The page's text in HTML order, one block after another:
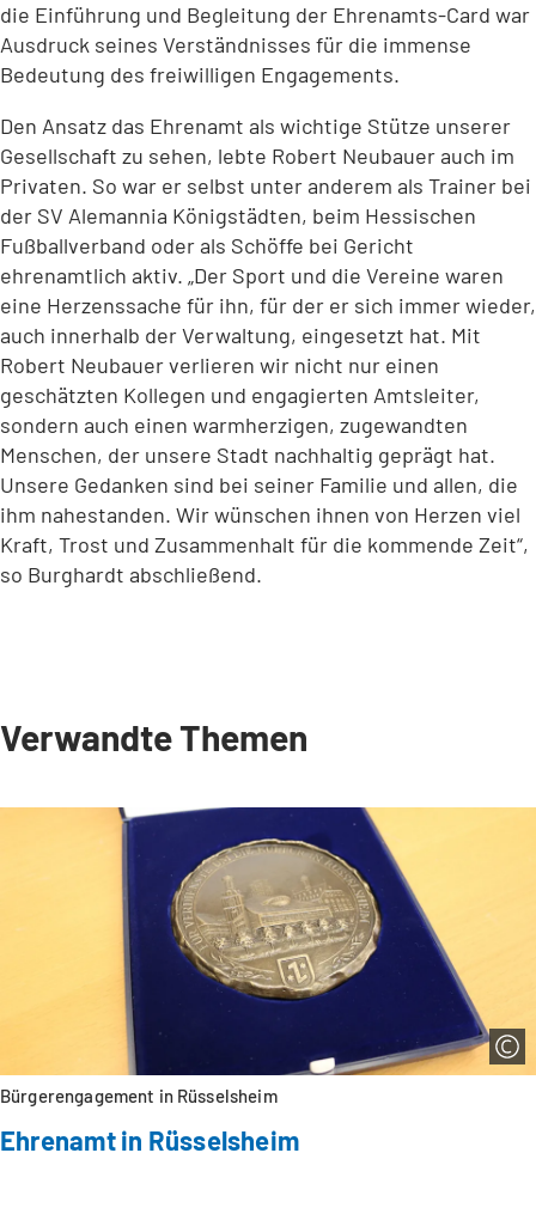
die Einführung und Begleitung der Ehrenamts-Card war
Ausdruck seines Verständnisses für die immense
Bedeutung des freiwilligen Engagements.
Den Ansatz das Ehrenamt als wichtige Stütze unserer
Gesellschaft zu sehen, lebte Robert Neubauer auch im
Privaten. So war er selbst unter anderem als Trainer bei
der SV Alemannia Königstädten, beim Hessischen
Fußballverband oder als Schöffe bei Gericht
ehrenamtlich aktiv. „Der Sport und die Vereine waren
eine Herzenssache für ihn, für der er sich immer wieder,
auch innerhalb der Verwaltung, eingesetzt hat. Mit
Robert Neubauer verlieren wir nicht nur einen
geschätzten Kollegen und engagierten Amtsleiter,
sondern auch einen warmherzigen, zugewandten
Menschen, der unsere Stadt nachhaltig geprägt hat.
Unsere Gedanken sind bei seiner Familie und allen, die
ihm nahestanden. Wir wünschen ihnen von Herzen viel
Kraft, Trost und Zusammenhalt für die kommende Zeit“,
so Burghardt abschließend.
Verwandte Themen
Bürgerengagement in Rüsselsheim
Ehrenamt in Rüsselsheim